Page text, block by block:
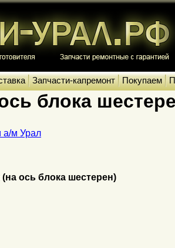
Запчасти-капремонт Покупаем
блока
а/м Урал
ось блока шестерен)